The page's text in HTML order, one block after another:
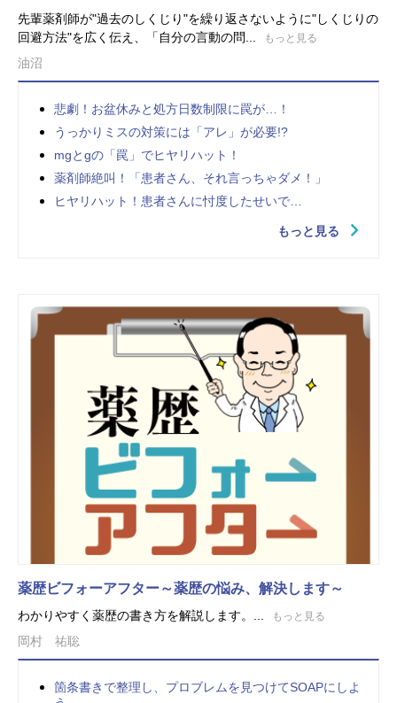
先輩薬剤師が"過去のしくじり"を繰り返さないように"しくじりの
回避方法"を広く伝え、「自分の言動の問...
もっと見る
油沼
悲劇！お盆休みと処方日数制限に罠が…！
うっかりミスの対策には「アレ」が必要!?
mgとgの「罠」でヒヤリハット！
薬剤師絶叫！「患者さん、それ言っちゃダメ！」
ヒヤリハット！患者さんに忖度したせいで…
もっと見る
薬歴ビフォーアフター～薬歴の悩み、解決します～
わかりやすく薬歴の書き方を解説します。... もっと見る
岡村 祐聡
箇条書きで整理し、プロブレムを見つけてSOAPにしよ